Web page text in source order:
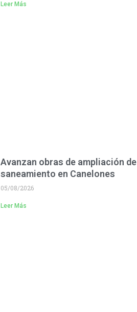
Leer Más
Avanzan obras de ampliación de
saneamiento en Canelones
05/08/2026
Leer Más